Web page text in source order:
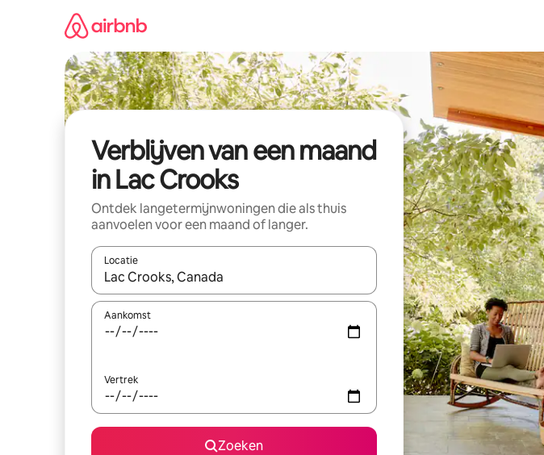
Verblijven van een maand
in Lac Crooks
Ontdek langetermijnwoningen die als thuis
aanvoelen voor een maand of langer.
Locatie
Wanneer er resultaten beschikbaar zijn, maak je een keuze met je de
Aankomst
Vertrek
Zoeken